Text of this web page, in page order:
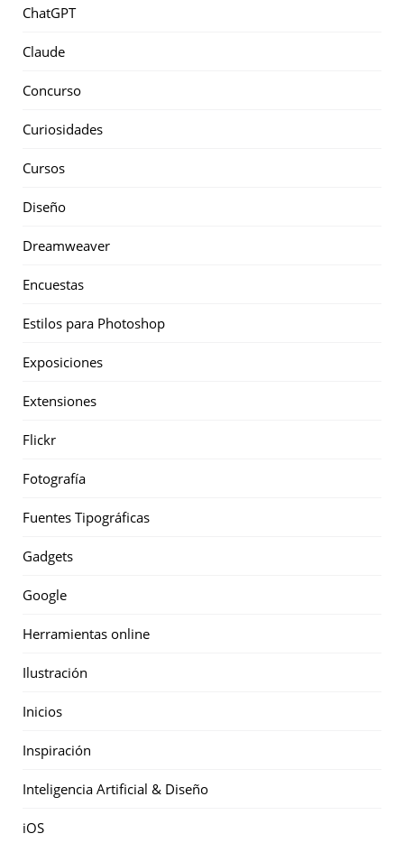
ChatGPT
Claude
Concurso
Curiosidades
Cursos
Diseño
Dreamweaver
Encuestas
Estilos para Photoshop
Exposiciones
Extensiones
Flickr
Fotografía
Fuentes Tipográficas
Gadgets
Google
Herramientas online
Ilustración
Inicios
Inspiración
Inteligencia Artificial & Diseño
iOS